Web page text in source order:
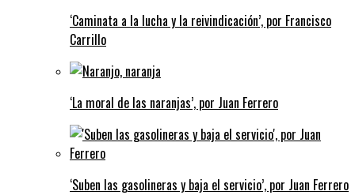
‘Caminata a la lucha y la reivindicación’, por Francisco
Carrillo
‘La moral de las naranjas’, por Juan Ferrero
‘Suben las gasolineras y baja el servicio’, por Juan Ferrero